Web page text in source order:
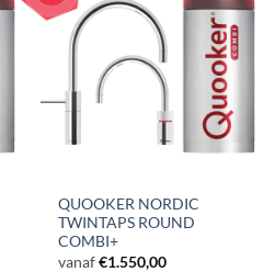
QUOOKER NORDIC
TWINTAPS ROUND
COMBI+
vanaf€1.550,00